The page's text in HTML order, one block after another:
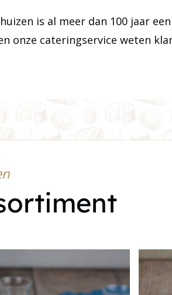
is al meer dan 100 jaar
onze cateringservice weten